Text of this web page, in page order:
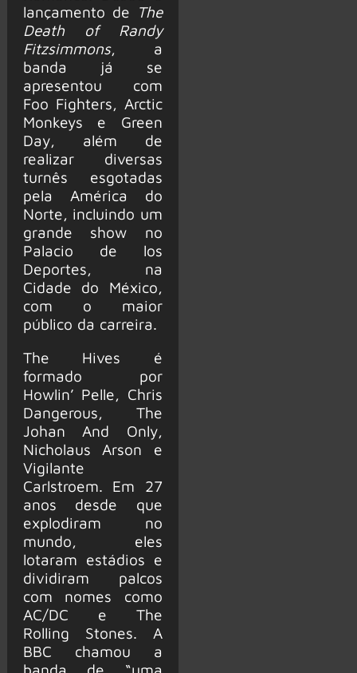
lançamento de The
Death of Randy
Fitzsimmons, a
banda já se
apresentou com
Foo Fighters, Arctic
Monkeys e Green
Day, além de
realizar diversas
turnês esgotadas
pela América do
Norte, incluindo um
grande show no
Palacio de los
Deportes, na
Cidade do México,
com o maior
público da carreira.
The Hives é
formado por
Howlin’ Pelle, Chris
Dangerous, The
Johan And Only,
Nicholaus Arson e
Vigilante
Carlstroem. Em 27
anos desde que
explodiram no
mundo, eles
lotaram estádios e
dividiram palcos
com nomes como
AC/DC e The
Rolling Stones. A
BBC chamou a